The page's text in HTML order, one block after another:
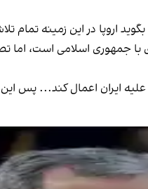
اروپا در این زمینه تمام
جمهوری اسلامی است، اما
ایران اعمال کند... پس